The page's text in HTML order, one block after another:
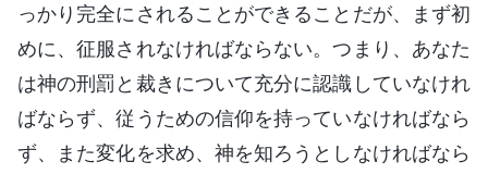
っかり完全にされることができることだが、まず初
めに、征服されなければならない。つまり、あなた
は神の刑罰と裁きについて充分に認識していなけれ
ばならず、従うための信仰を持っていなければなら
ず、また変化を求め、神を知ろうとしなければなら